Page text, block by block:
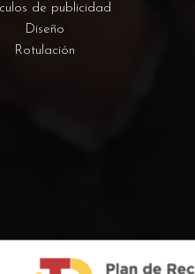
de publicidad
Diseño
Rotulación